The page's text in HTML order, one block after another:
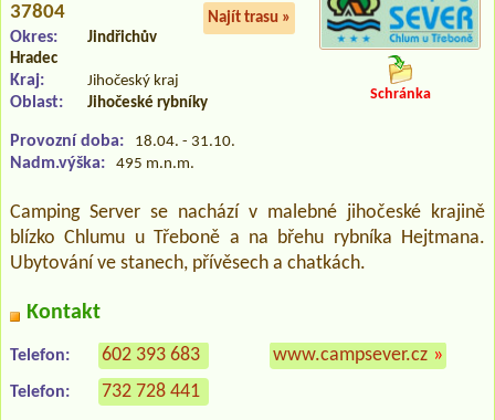
37804
Najít trasu »
Okres:
Jindřichův
Hradec
Kraj: Jihočeský kraj
Oblast: Jihočeské rybníky
Provozní doba: 18.04. - 31.10.
Nadm.výška: 495 m.n.m.
Schránka
Camping Server se nachází v malebné jihočeské krajině
blízko Chlumu u Třeboně a na břehu rybníka Hejtmana.
Ubytování ve stanech, přívěsech a chatkách.
Kontakt
Telefon: 602 393 683
Telefon: 732 728 441
www.campsever.cz »